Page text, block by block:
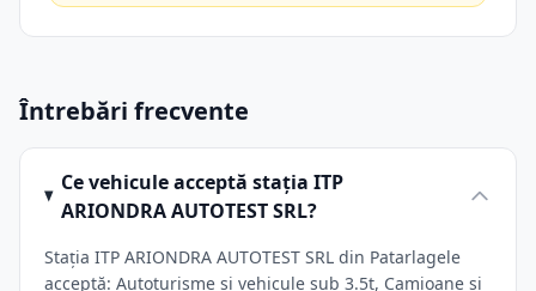
Întrebări frecvente
Ce vehicule acceptă stația ITP
ARIONDRA AUTOTEST SRL?
Stația ITP ARIONDRA AUTOTEST SRL din Patarlagele
acceptă: Autoturisme și vehicule sub 3.5t, Camioane și